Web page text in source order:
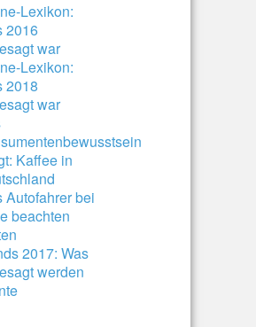
Lexikon:
2016
war
Lexikon:
2018
war
Kaffee in
Autofahrer bei
beachten
2017: Was
werden